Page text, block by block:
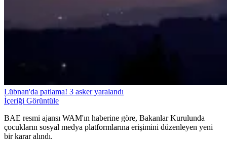
Lübnan'da patlama! 3 asker yaralandı
İçeriği Görüntüle
BAE resmi ajansı WAM'ın haberine göre, Bakanlar Kurulunda
çocukların sosyal medya platformlarına erişimini düzenleyen yeni
bir karar alındı.